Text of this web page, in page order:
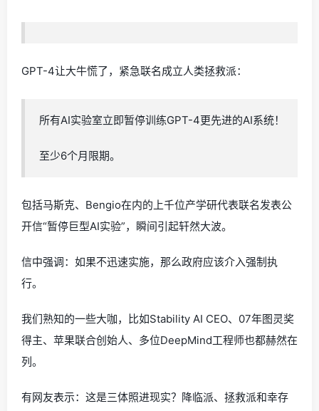
GPT-4让大牛慌了，紧急联名成立人类拯救派：
所有AI实验室立即暂停训练GPT-4更先进的AI系统！
至少6个月限期。
包括马斯克、Bengio在内的上千位产学研代表联名发表公
开信“暂停巨型AI实验”，瞬间引起轩然大波。
信中强调：如果不迅速实施，那么政府应该介入强制执
行。
我们熟知的一些大咖，比如Stability AI CEO、07年图灵奖
得主、苹果联合创始人、多位DeepMind工程师也都赫然在
列。
有网友表示：这是三体照进现实？降临派、拯救派和幸存